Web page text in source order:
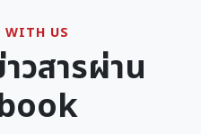
WITH US
วสารผ่าน